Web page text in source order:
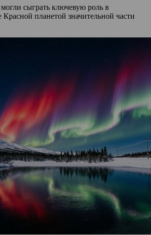
сыграть ключевую роль в
Красной планетой значительной части